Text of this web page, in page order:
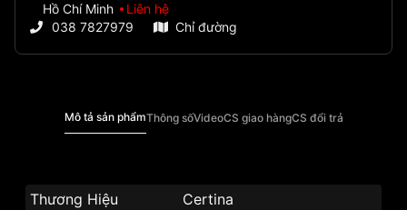
Hồ Chí Minh
Liên hệ
038 7827979
Chỉ đường
Mô tả sản phẩmThông sốVideoCS giao hàngCS đổi trả
Thương Hiệu
Certina